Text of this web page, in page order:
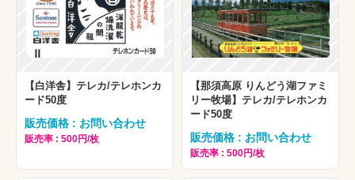
【白洋舎】テレカ/テレホンカ
ード50度
販売価格 : お問い合わせ
販売率 : 500円/枚
【那須高原 りんどう湖ファミ
リー牧場】テレカ/テレホンカ
ード50度
販売価格 : お問い合わせ
販売率 : 500円/枚